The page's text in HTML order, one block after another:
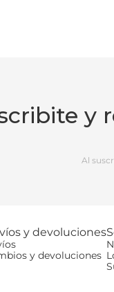
y
Al
y devoluciones
y devoluciones